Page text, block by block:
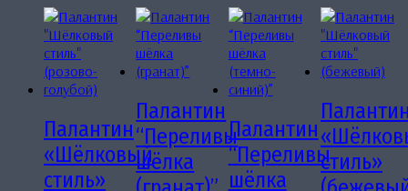
Палантин
«Шёлковый
стиль»
Палантин
“Переливы
шёлка
Палантин
“Переливы
шёлка
стиль»